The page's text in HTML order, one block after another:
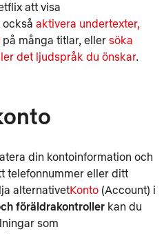
att visa
också aktivera undertexter,
på många titlar, eller söka
det ljudspråk du önskar.
din kontoinformation och
telefonnummer eller ditt
alternativetKonto (Account) i
föräldrakontroller kan du
som